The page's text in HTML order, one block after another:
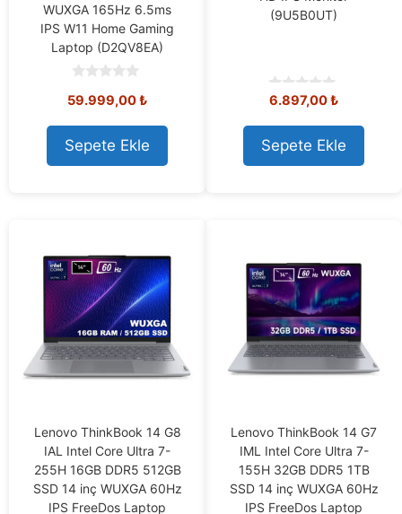
WUXGA 165Hz 6.5ms
IPS W11 Home Gaming
Laptop (D2QV8EA)
o
t
o
f
5
59.999,00₺
Sepete Ekle
(9U5B0UT)
0
u
t
o
f
6.897,00₺
Sepete Ekle
Lenovo ThinkBook 14 G8
IAL Intel Core Ultra 7-
255H 16GB DDR5 512GB
SSD 14 inç WUXGA 60Hz
IPS FreeDos Laptop
Lenovo ThinkBook 14 G7
IML Intel Core Ultra 7-
155H 32GB DDR5 1TB
SSD 14 inç WUXGA 60Hz
IPS FreeDos Laptop